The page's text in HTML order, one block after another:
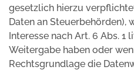
gesetzlich hierzu
Daten an Steuerbehörden),
Interesse nach Art. 6 Abs. 1
Weitergabe haben oder
Rechtsgrundlage die